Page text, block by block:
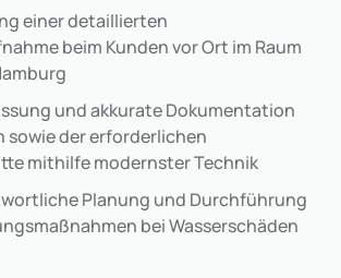
einer detaillierten
beim Kunden vor Ort im Raum
und akkurate Dokumentation
sowie der erforderlichen
mithilfe modernster Technik
Planung und Durchführung
bei Wasserschäden